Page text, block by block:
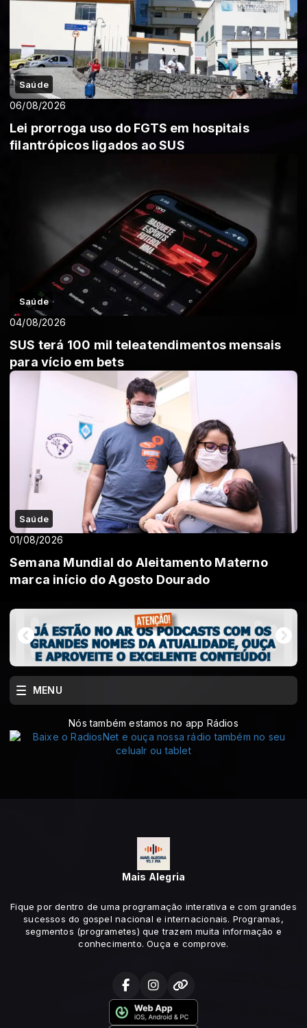
Saúde
06/08/2026
Lei prorroga uso do FGTS em hospitais
filantrópicos ligados ao SUS
Saúde
04/08/2026
SUS terá 100 mil teleatendimentos mensais
para vício em bets
Saúde
01/08/2026
Semana Mundial do Aleitamento Materno
marca início do Agosto Dourado
MENU
Nós também estamos no app Rádios
Mais Alegria
Fique por dentro de uma programação interativa e com grandes
sucessos do gospel nacional e internacionais. Programas,
segmentos (programetes) que trazem muita informação e
conhecimento. Ouça e comprove.